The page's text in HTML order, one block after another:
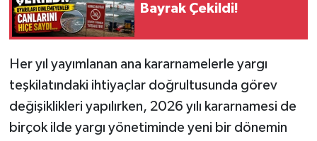
Bayrak Çekildi!
Her yıl yayımlanan ana kararnamelerle yargı
teşkilatındaki ihtiyaçlar doğrultusunda görev
değişiklikleri yapılırken, 2026 yılı kararnamesi de
birçok ilde yargı yönetiminde yeni bir dönemin